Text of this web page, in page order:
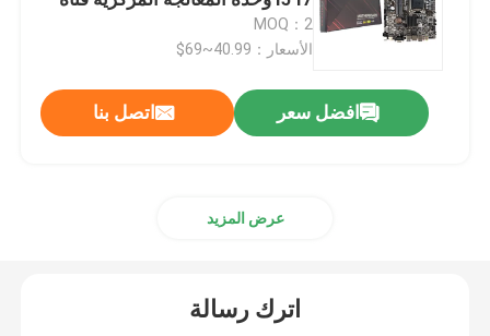
اللوحة الأم للألعاب
ذاكرة رام للكمبيوتر المحمول
الصناعي اللوحة الرئيسية
MOQ：2
الأسعار：40.99~69$
افضل سعر اتصل بنا
عرض المزيد
اترك رسالة